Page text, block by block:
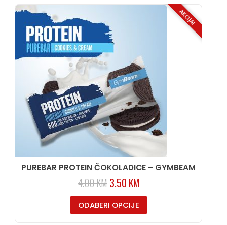
AKCIJA!
PUREBAR PROTEIN ČOKOLADICE – GYMBEAM
4.00KM3.50 KM
ODABERI OPCIJE